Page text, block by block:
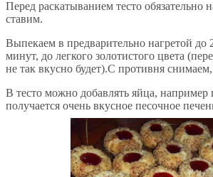
Перед раскатыванием тесто обязательно
ставим.
Выпекаем в предварительно нагретой до
минут, до легкого золотистого цвета
не так вкусно будет).С противня
В тесто можно добавлять яйца, например
получается очень вкусное песочное